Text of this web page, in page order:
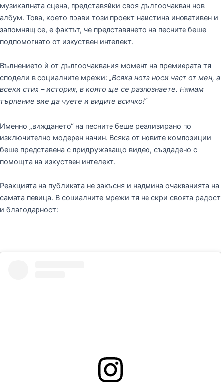
музикалната сцена, представяйки своя дългоочакван нов
албум. Това, което прави този проект наистина иновативен и
запомнящ се, е фактът, че представянето на песните беше
подпомогнато от изкуствен интелект.
Вълнението ѝ от дългоочаквания момент на премиерата тя
сподели в социалните мрежи: „Всяка нота носи част от мен, а
всеки стих – история, в която ще се разпознаете. Нямам
търпение вие да чуете и видите всичко!“
Именно „виждането“ на песните беше реализирано по
изключително модерен начин. Всяка от новите композиции
беше представена с придружаващо видео, създадено с
помощта на изкуствен интелект.
Реакцията на публиката не закъсня и надмина очакванията на
самата певица. В социалните мрежи тя не скри своята радост
и благодарност: